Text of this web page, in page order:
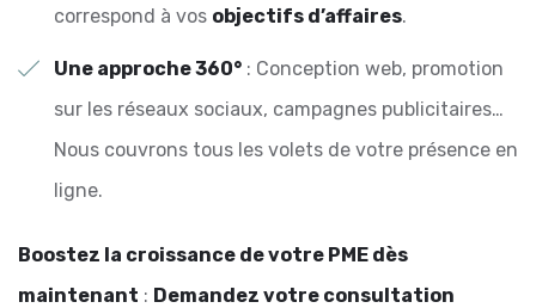
correspond à vos objectifs d’affaires.
Une approche 360° : Conception web, promotion
sur les réseaux sociaux, campagnes publicitaires…
Nous couvrons tous les volets de votre présence en
ligne.
Boostez la croissance de votre PME dès
maintenant : Demandez votre consultation